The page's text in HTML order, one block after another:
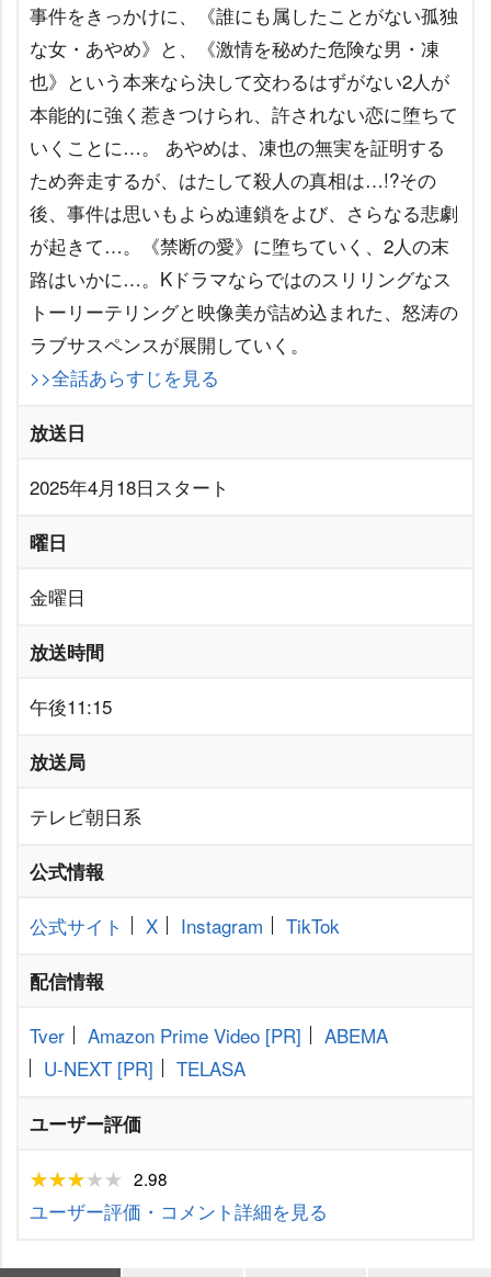
事件をきっかけに、《誰にも属したことがない孤独
な女・あやめ》と、《激情を秘めた危険な男・凍
也》という本来なら決して交わるはずがない2人が
本能的に強く惹きつけられ、許されない恋に堕ちて
いくことに…。 あやめは、凍也の無実を証明する
ため奔走するが、はたして殺人の真相は…!?その
後、事件は思いもよらぬ連鎖をよび、さらなる悲劇
が起きて…。《禁断の愛》に堕ちていく、2人の末
路はいかに…。Kドラマならではのスリリングなス
トーリーテリングと映像美が詰め込まれた、怒涛の
ラブサスペンスが展開していく。
>>全話あらすじを見る
放送日
2025年4月18日スタート
曜日
金曜日
放送時間
午後11:15
放送局
テレビ朝日系
公式情報
公式サイト X Instagram TikTok
配信情報
Tver Amazon Prime Video [PR]
ABEMA
U-NEXT [PR] TELASA
ユーザー評価
2.98
ユーザー評価・コメント詳細を見る